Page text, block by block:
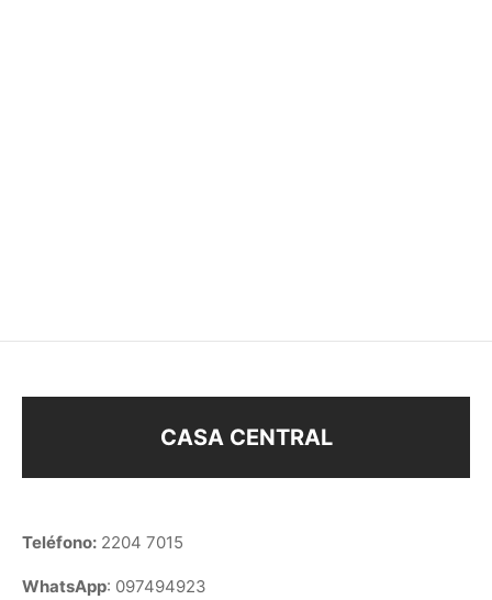
CASA CENTRAL
Teléfono: 2204 7015
WhatsApp: 097494923